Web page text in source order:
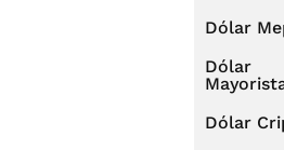
Dólar
Dólar
Dólar